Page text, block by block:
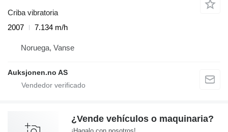
Criba vibratoria
2007
7.134 m/h
Noruega, Vanse
Auksjonen.no AS
¿Vende vehículos o maquinaria?